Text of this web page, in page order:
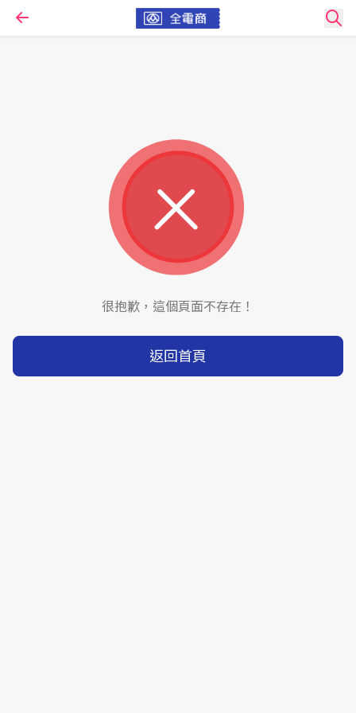
很抱歉，這個頁面不存在！
返回首頁